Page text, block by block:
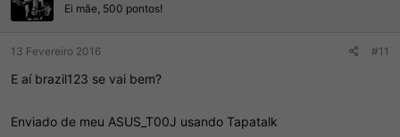
e
s
Ei mãe, 500 pontos!
13 Fevereiro 2016 #11
E aí brazil123 se vai bem?
Enviado de meu ASUS_T00J usando Tapatalk